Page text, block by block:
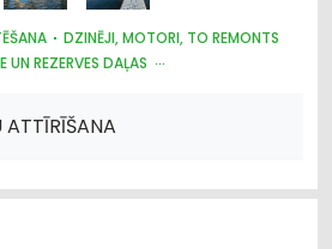
DZINĒJI, MOTORI, TO REMONTS
REZERVES DAĻAS
IERĪCES
AUTO RIEPU SERVISS
ATTĪRĪŠANA